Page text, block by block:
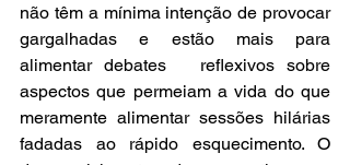
não têm a mínima intenção de provocar
gargalhadas e estão mais para
alimentar debates   reflexivos sobre
aspectos que permeiam a vida do que
meramente alimentar sessões hilárias
fadadas ao rápido esquecimento. O